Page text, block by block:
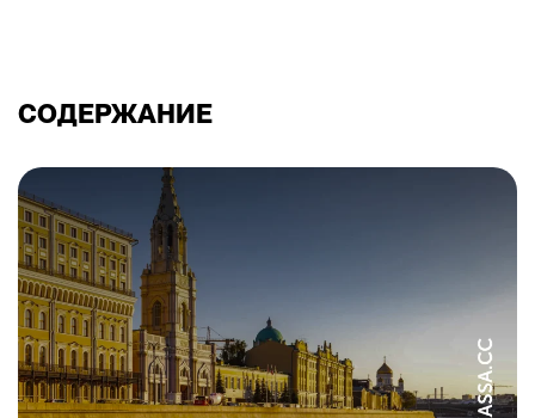
СОДЕРЖАНИЕ